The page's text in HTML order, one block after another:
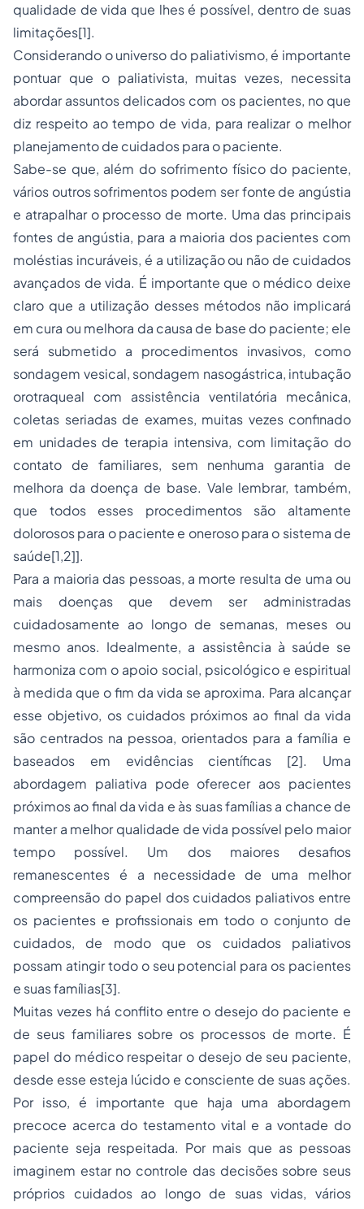
qualidade de vida que lhes é possível, dentro de suas
limitações[1].
Considerando o universo do paliativismo, é importante
pontuar que o paliativista, muitas vezes, necessita
abordar assuntos delicados com os pacientes, no que
diz respeito ao tempo de vida, para realizar o melhor
planejamento de cuidados para o paciente.
Sabe-se que, além do sofrimento físico do paciente,
vários outros sofrimentos podem ser fonte de angústia
e atrapalhar o processo de morte. Uma das principais
fontes de angústia, para a maioria dos pacientes com
moléstias incuráveis, é a utilização ou não de cuidados
avançados de vida. É importante que o médico deixe
claro que a utilização desses métodos não implicará
em cura ou melhora da causa de base do paciente; ele
será submetido a procedimentos invasivos, como
sondagem vesical, sondagem nasogástrica, intubação
orotraqueal com assistência ventilatória mecânica,
coletas seriadas de exames, muitas vezes confinado
em unidades de terapia intensiva, com limitação do
contato de familiares, sem nenhuma garantia de
melhora da doença de base. Vale lembrar, também,
que todos esses procedimentos são altamente
dolorosos para o paciente e oneroso para o sistema de
saúde[1,2]].
Para a maioria das pessoas, a morte resulta de uma ou
mais doenças que devem ser administradas
cuidadosamente ao longo de semanas, meses ou
mesmo anos. Idealmente, a assistência à saúde se
harmoniza com o apoio social, psicológico e espiritual
à medida que o fim da vida se aproxima. Para alcançar
esse objetivo, os cuidados próximos ao final da vida
são centrados na pessoa, orientados para a família e
baseados em evidências científicas [2]. Uma
abordagem paliativa pode oferecer aos pacientes
próximos ao final da vida e às suas famílias a chance de
manter a melhor qualidade de vida possível pelo maior
tempo possível. Um dos maiores desafios
remanescentes é a necessidade de uma melhor
compreensão do papel dos cuidados paliativos entre
os pacientes e profissionais em todo o conjunto de
cuidados, de modo que os cuidados paliativos
possam atingir todo o seu potencial para os pacientes
e suas famílias[3].
Muitas vezes há conflito entre o desejo do paciente e
de seus familiares sobre os processos de morte. É
papel do médico respeitar o desejo de seu paciente,
desde esse esteja lúcido e consciente de suas ações.
Por isso, é importante que haja uma abordagem
precoce acerca do testamento vital e a vontade do
paciente seja respeitada. Por mais que as pessoas
imaginem estar no controle das decisões sobre seus
próprios cuidados ao longo de suas vidas, vários